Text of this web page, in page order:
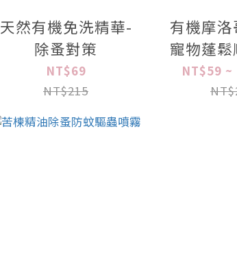
天然有機免洗精華-
除蚤對策
NT$69
NT$215
有機摩
寵物蓬
NT$59